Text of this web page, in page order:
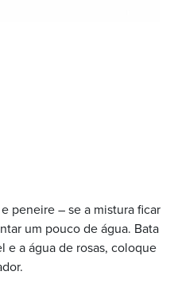
peneire – se a mistura ficar
um pouco de água. Bata
e a água de rosas, coloque